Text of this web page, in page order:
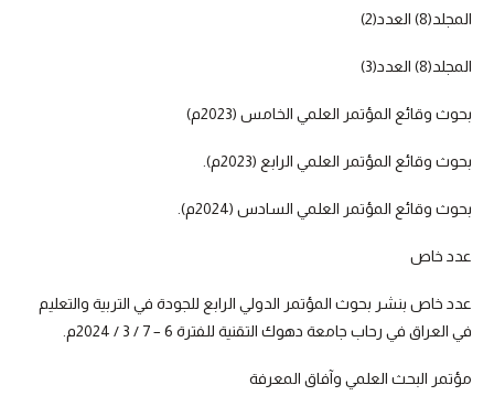
المجلد(8) العدد(2)
المجلد(8) العدد(3)
بحوث وقائع المؤتمر العلمي الخامس (2023م)
بحوث وقائع المؤتمر العلمي الرابع (2023م).
بحوث وقائع المؤتمر العلمي السادس (2024م).
عدد خاص
عدد خاص بنشر بحوث المؤتمر الدولي الرابع للجودة في التربية والتعليم
في العراق في رحاب جامعة دهوك التقنية للفترة 6 – 7 / 3 / 2024م.
مؤتمر البحث العلمي وآفاق المعرفة